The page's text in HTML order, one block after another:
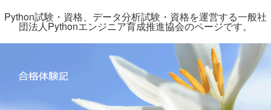
Python試験・資格、データ分析試験・資格を運営する一般社
団法人Pythonエンジニア育成推進協会のページです。